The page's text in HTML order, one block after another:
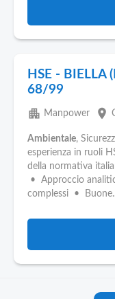
HSE - BIELLA
68/99
apartment Manpower place
Ambientale,
esperienza in ruoli
della normativa
• Approccio
complessi •